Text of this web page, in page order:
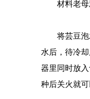
材料老母鸡
将芸豆泡发
水后，待冷
器里同时放
种后关火就